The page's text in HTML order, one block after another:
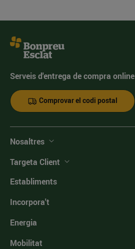
Serveis d'entrega de compra online
Comprovar el codi postal
Nosaltres
Targeta Client
Establiments
Incorpora't
Energia
Mobilitat